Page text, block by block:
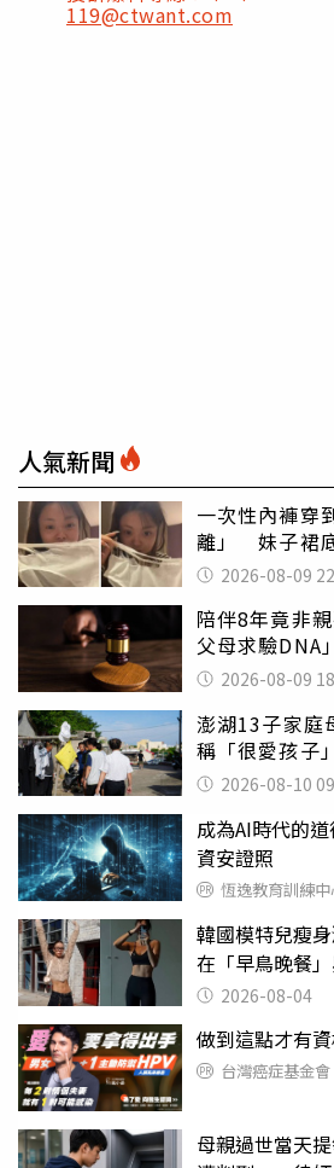
119@ctwant.com
人氣新聞
一次性內褲穿
離」 妹子裙
看光2026-08-09
陪伴8年竟非
父母求驗
2026-08-09
澎湖13子家庭
稱「很愛孩子
活 2026-08-10
成為AI時代的
資安證照
恆逸教育訓練
韓國模特兒瘦
在「早鳥晚餐
授局部消贅肉運
2026-08-04
做到這點才有
台灣癌症基金會
母親過世當天